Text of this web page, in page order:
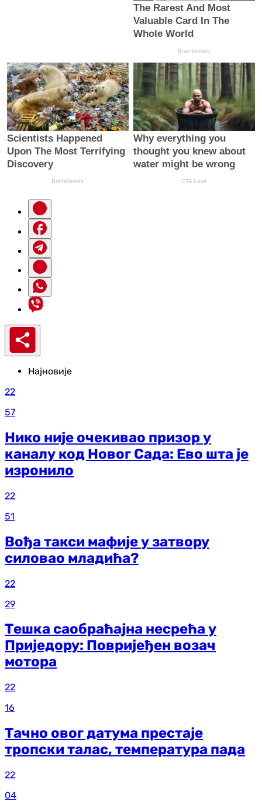
Најновије
22
57
Нико није очекивао призор у
каналу код Новог Сада: Ево шта је
изронило
22
51
Вођа такси мафије у затвору
силовао младића?
22
29
Тешка саобраћајна несрећа у
Приједору: Повријеђен возач
мотора
22
16
Тачно овог датума престаје
тропски талас, температура пада
22
04